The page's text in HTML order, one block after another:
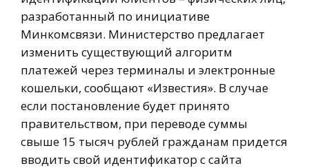
разработанный по инициативе
Минкомсвязи. Министерство предлагает
изменить существующий алгоритм
платежей через терминалы и электронные
кошельки, сообщают «Известия». В случае
если постановление будет принято
правительством, при переводе суммы
свыше 15 тысяч рублей гражданам придется
вводить свой идентификатор с сайта